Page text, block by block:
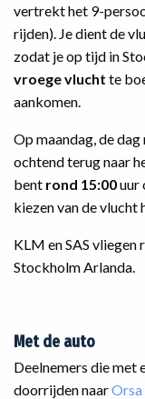
vertrekt het 9-
rijden). Je dient de
zodat je op tijd in
vroege vlucht te
aankomen.
Op maandag, de
ochtend terug naar
bent rond 15:00uur
kiezen van de vlucht
KLM en SAS
Stockholm Arlanda.
Met de auto
Deelnemers die met
doorrijden naarOrsa